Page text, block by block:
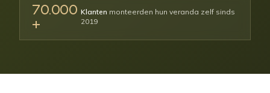
70.000
+
Klanten monteerden hun veranda zelf sinds
2019